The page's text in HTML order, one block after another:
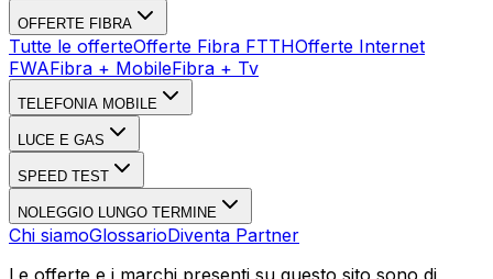
OFFERTE FIBRA
Tutte le offerteOfferte Fibra FTTHOfferte Internet
FWAFibra + MobileFibra + Tv
TELEFONIA MOBILE
LUCE E GAS
SPEED TEST
NOLEGGIO LUNGO TERMINE
Chi siamoGlossarioDiventa Partner
Le offerte e i marchi presenti su questo sito sono di